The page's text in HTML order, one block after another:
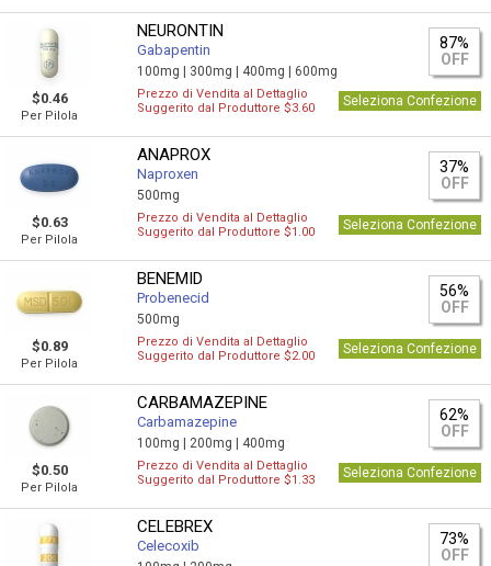
$0.46
Per Pilola
NEURONTIN
Gabapentin
100mg | 300mg | 400mg | 600mg
87%
OFF
Prezzo di Vendita al Dettaglio
Suggerito dal Produttore $3.60
Seleziona Confezione
$0.63
Per Pilola
ANAPROX
Naproxen
500mg
37%
OFF
Prezzo di Vendita al Dettaglio
Suggerito dal Produttore $1.00
Seleziona Confezione
$0.89
Per Pilola
BENEMID
Probenecid
500mg
56%
OFF
Prezzo di Vendita al Dettaglio
Suggerito dal Produttore $2.00
Seleziona Confezione
$0.50
Per Pilola
CARBAMAZEPINE
Carbamazepine
100mg | 200mg | 400mg
62%
OFF
Prezzo di Vendita al Dettaglio
Suggerito dal Produttore $1.33
Seleziona Confezione
CELEBREX
Celecoxib
73%
OFF